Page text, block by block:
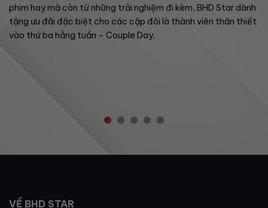
phim hay mà còn từ những trải nghiệm đi kèm, BHD Star dành
tặng ưu đãi đặc biệt cho các cặp đôi là thành viên thân thiết
vào thứ ba hằng tuần – Couple Day.
VỀ BHD STAR